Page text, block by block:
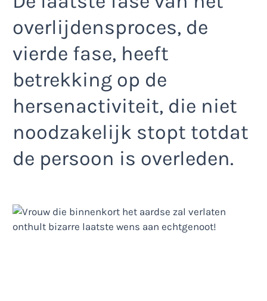
overlijdensproces, de
vierde fase, heeft
betrekking op de
hersenactiviteit, die niet
noodzakelijk stopt totdat
de persoon is overleden.